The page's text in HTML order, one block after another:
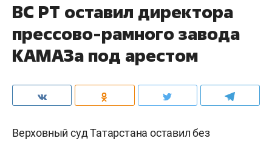
ВС РТ оставил директора
прессово-рамного завода
КАМАЗа под арестом
Верховный суд Татарстана оставил без